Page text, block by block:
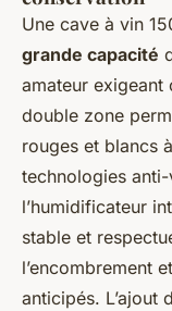
Une cave à vin
grande capacité
amateur exigeant
double zone
rouges et blancs
technologies
l’humidificateur
stable et
l’encombrement
anticipés. L’ajout